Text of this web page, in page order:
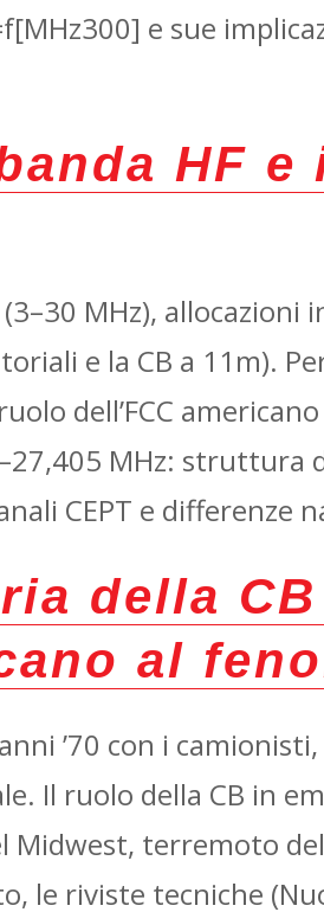
e sue
HF
MHz),
e la CB a 11m).
dell’FCC
MHz: struttura
CEPT e differenze
della
al
’70 con i
Il ruolo della CB in
terremoto
le riviste tecniche